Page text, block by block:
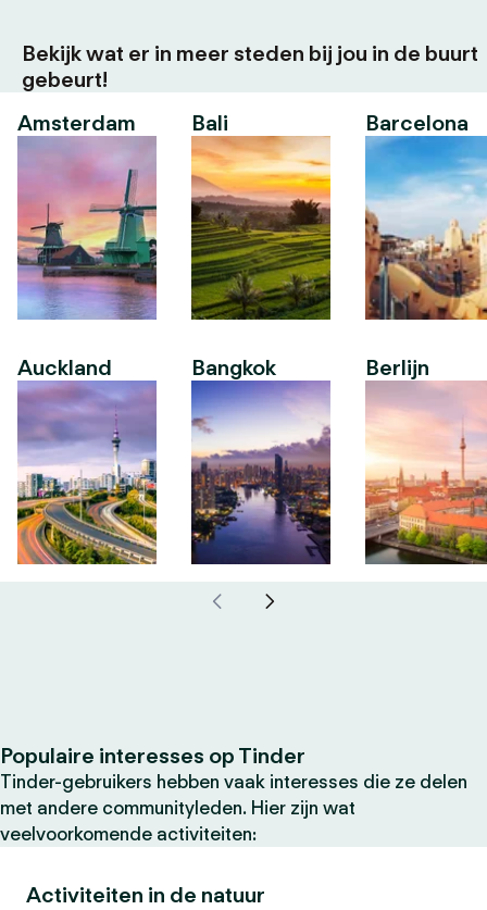
Bekijk wat er in meer steden bij jou in de buurt
gebeurt!
Amsterdam
Auckland
Bali
Bangkok
Barcelona
Berlijn
Populaire interesses op Tinder
Tinder-gebruikers hebben vaak interesses die ze delen
met andere communityleden. Hier zijn wat
veelvoorkomende activiteiten:
Activiteiten in de natuur